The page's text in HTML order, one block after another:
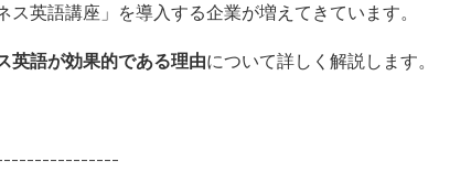
ス英語講座」 を導入する企業が増えてきています。
英語が効果的である理由について詳しく解説します。